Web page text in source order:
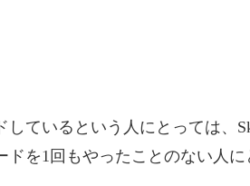
ているという人にとっては、
を1回もやったことのない人に